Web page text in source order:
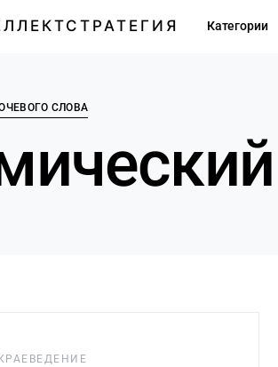
Категории
СЛОВА
КРАЕВЕДЕНИЕ